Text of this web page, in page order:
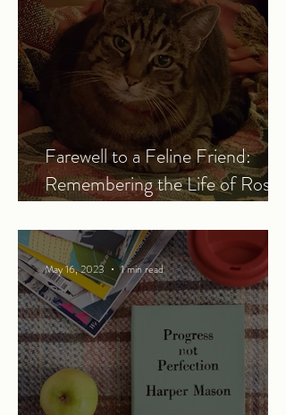
Farewell to a Feline Friend:
Remembering the Life of Rosie
May 16, 2023 1 min read